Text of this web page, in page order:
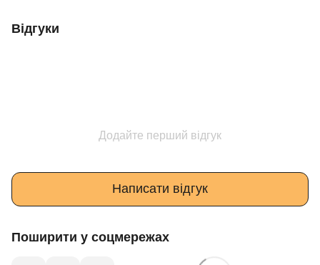
Відгуки
Додайте перший відгук
Написати відгук
Поширити у соцмережах